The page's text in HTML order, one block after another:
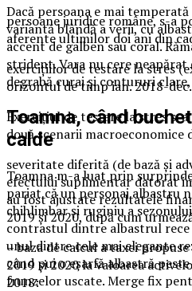
persoane juridice române, s-a
aferente ultimilor doi ani din
exerciţiilor de testare la stres
orizontul de timp ian. 2018-
Exerciţiul de testare la stres s-
două scenarii macroeconomice
severitate diferită (de bază şi
efectului suplimentar datorat
au fost ajustate rezultatele
2019 şi 2020, după cum
– baza de calcul a taxei
2019 şi 2020 la valoarea
2018:
Dacă persoana e mai
variantă blândă a verii, cu
accent de galben sau coral.
strident. Vara nu cere
degrabă curaj și contururi
Toamna, când
calde
Toamna m-a luat prin
pariat că un personaj albastru
chihlimbar și ruginiu a
contrastul dintre albastrul rece
unul dintre cele mai elegante
când pui o eșarfă albastră
frunzelor uscate. Merge fix